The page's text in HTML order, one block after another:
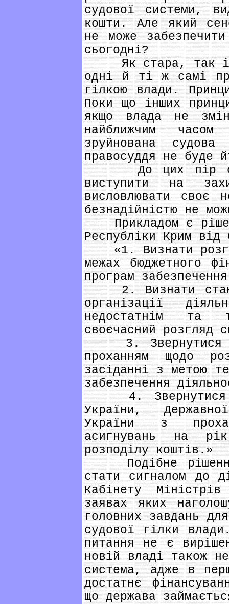
судової системи,
кошти. Але який
не може
сьогодні?
Як стара, так і
одні й ті ж самі
гілкою влади.
Поки що інших
якщо влада не
найближчим
зруйнована
правосуддя не буде
До цих пір
виступити на
висловлювати своє
безнадійністю не
Прикладом є
Республіки Крим
«1. Визнати
межах бюджетного
програм
2. Визнати стан
організації
недостатнім та
своєчасний розгляд
3. Звернутися
проханням щодо
засіданні з метою
забезпечення
4. Звернутися до
України,
України з
асигнувань на
розподілу коштів.»
Подібне рішення
стати сигналом до
Кабінету
заявах яких
головних завдань
судової гілки
питання не є
новій владі також
система, адже в
достатнє
що держава